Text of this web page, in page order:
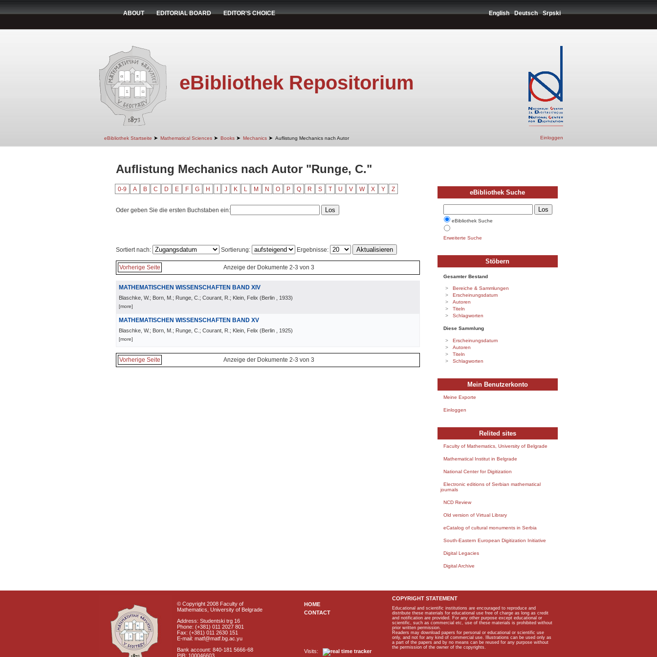
ABOUT EDITORIAL BOARD EDITOR'S CHOICE English Deutsch Srpski
eBibliothek Repositorium
eBibliothek Startseite ➤ Mathematical Sciences ➤ Books ➤ Mechanics ➤ Auflistung Mechanics nach Autor Einloggen
Auflistung Mechanics nach Autor "Runge, C."
0-9 A B C D E F G H J K L M N O P Q R S T U V W X Y Z
Oder geben Sie die ersten Buchstaben ein:
Sortiert nach: Sortierung: Ergebnisse:
Vorherige Seite Anzeige der Dokumente 2-3 von 3
MATHEMATISCHEN WISSENSCHAFTEN BAND XIV
Blaschke, W.; Born, M.; Runge, C.; Courant, R.; Klein, Felix (Berlin , 1933)
[more]
MATHEMATISCHEN WISSENSCHAFTEN BAND XV
Blaschke, W.; Born, M.; Runge, C.; Courant, R.; Klein, Felix (Berlin , 1925)
[more]
Vorherige Seite Anzeige der Dokumente 2-3 von 3
eBibliothek Suche
eBibliothek Suche
Erweiterte Suche
Stöbern
Gesamter Bestand
Bereiche & Sammlungen
Erscheinungsdatum
Autoren
Titeln
Schlagworten
Diese Sammlung
Erscheinungsdatum
Autoren
Titeln
Schlagworten
Mein Benutzerkonto
Meine Exporte
Einloggen
Relited sites
Faculty of Mathematics, University of Belgrade
Mathematical Institut in Belgrade
National Center for Digitization
Electronic editions of Serbian mathematical
journals
NCD Review
Old version of Virtual Library
eCatalog of cultural monuments in Serbia
South-Eastern European Digitization Initiative
Digital Legacies
Digital Archive
© Copyright 2008 Faculty of
Mathematics, University of Belgrade
Address: Studentski trg 16
Phone: (+381) 011 2027 801
Fax: (+381) 011 2630 151
E-mail: matf@matf.bg.ac.yu
Bank account: 840-181 5666-68
PIB: 100046603
HOME
CONTACT
Visits:
COPYRIGHT STATEMENT
Educational and scientific institutions are encouraged to reproduce and
distribute these materials for educational use free of charge as long as credit
and notification are provided. For any other purpose except educational or
scientific, such as commercial etc, use of these materials is prohibited without
prior written permission.
Readers may download papers for personal or educational or scientific use
only, and not for any kind of commercial use. Illustrations can be used only as
a part of the papers and by no means can be reused for any purpose without
the permission of the owner of the copyrights.